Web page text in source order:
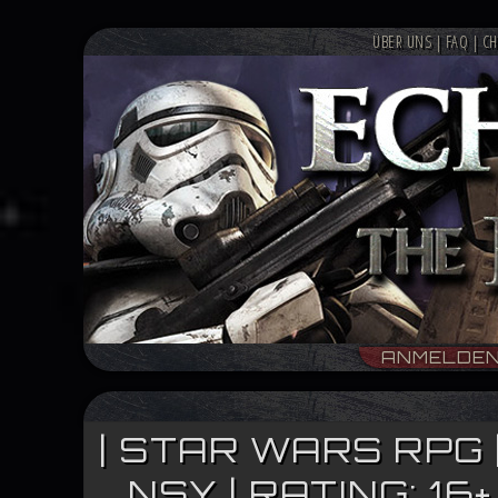
ÜBER UNS| FAQ|
| STAR WARS